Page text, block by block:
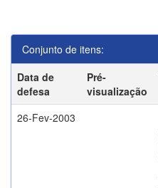
Conjunto de itens:
Data de
defesa
Pré-
visualização
26-Fev-2003